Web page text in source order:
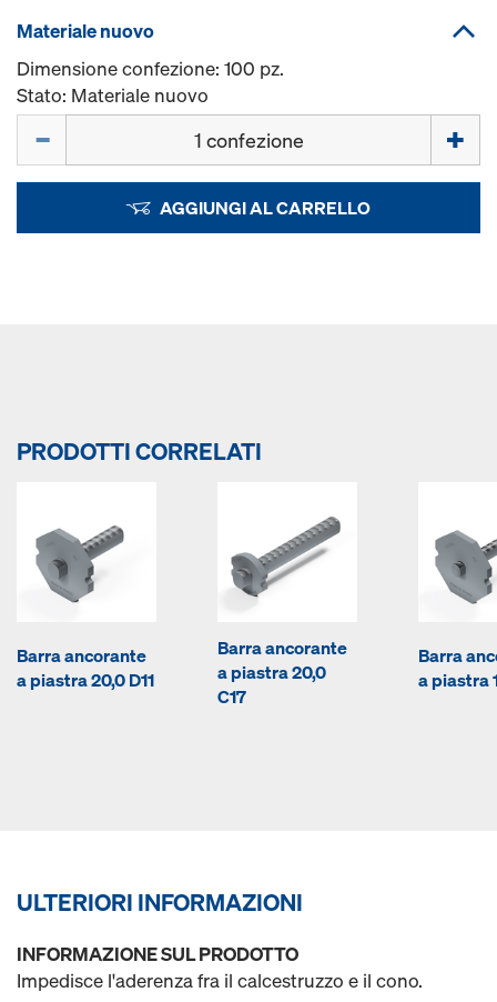
Materiale nuovo
Dimensione confezione: 100 pz.
Stato: Materiale nuovo
AGGIUNGI AL CARRELLO
PRODOTTI CORRELATI
Barra ancorante
a piastra 20,0 D11
Barra ancorante
a piastra 20,0
C17
Barra
a piastra
ULTERIORI INFORMAZIONI
INFORMAZIONE SUL PRODOTTO
Impedisce l'aderenza fra il calcestruzzo e il cono.